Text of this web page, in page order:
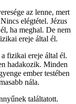
az lenne, mert
elégtétel. Jézus
ha meghal. De nem
ereje által él.
fizikai ereje által él.
hadakozik. Minden
ember testében
nála.
találtatott.